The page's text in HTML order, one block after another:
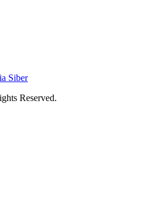
Siber
Reserved.